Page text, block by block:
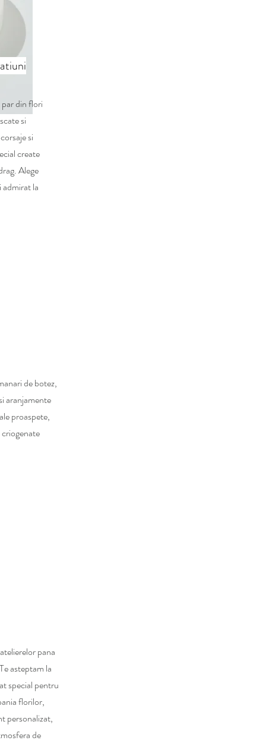
din flori
si
si
create
Alege
la
de botez,
aranjamente
proaspete,
pana
asteptam la
special pentru
florilor,
personalizat,
de